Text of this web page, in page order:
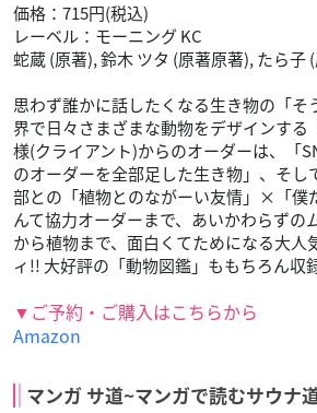
価格：715円(税込)
レーベル：モーニング KC
蛇蔵 (原著), 鈴木 ツタ (原著原著), たら子
思わず誰かに話したくなる生き物の「そ
界で日々さまざまな動物をデザインする
様(クライアント)からのオーダーは、「
のオーダーを全部足した生き物」、そし
部との「植物とのながーい友情」×「僕
んて協力オーダーまで、あいかわらずの
から植物まで、面白くてためになる大人
ィ!! 大好評の「動物図鑑」ももちろん収
▼ご予約・ご購入はこちらから
Amazon
マンガ サ道~マンガで読むサウナ